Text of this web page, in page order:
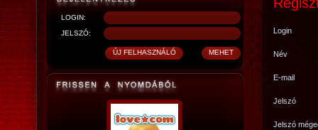
LOGIN:
JELSZÓ:
Login
Név
E-mail
Jelszó
Jelszó